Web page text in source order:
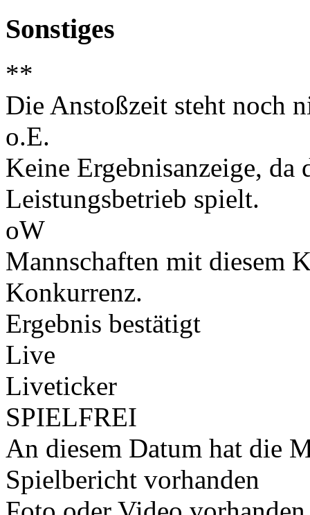
Sonstiges
**
Die Anstoßzeit steht noch
o.E.
Keine Ergebnisanzeige,
Leistungsbetrieb spielt.
oW
Mannschaften mit diesem
Konkurrenz.
Ergebnis bestätigt
Live
Liveticker
SPIELFREI
An diesem Datum hat die
Spielbericht vorhanden